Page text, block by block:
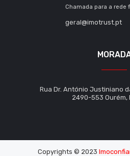
Chamada para a rede
geral@imotrust.pt
Rua Dr. António Justiniano
2490-553 Ourém,
Copyrights © 2023